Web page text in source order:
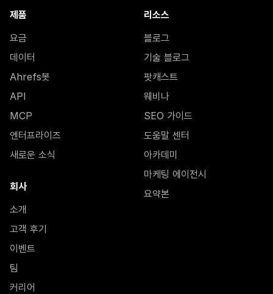
제품
요금
데이터
Ahrefs봇
API
MCP
엔터프라이즈
새로운 소식
회사
소개
고객 후기
이벤트
팀
커리어
리소스
블로그
기술 블로그
팟캐스트
웨비나
SEO 가이드
도움말 센터
아카데미
마케팅 에이전시
요약본